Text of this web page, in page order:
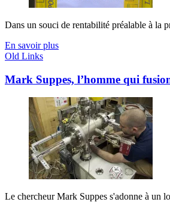
Dans un souci de rentabilité préalable à la
En savoir plus
Old Links
Mark Suppes, l’homme qui
Le chercheur Mark Suppes s'adonne à un